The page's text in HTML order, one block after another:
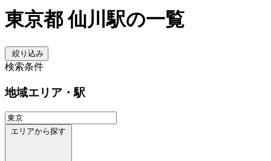
東京都 仙川駅の一覧
絞り込み
検索条件
地域エリア・駅
エリアから探す